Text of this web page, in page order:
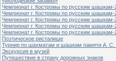
Чемпионат г. Костромы по русским шашкам-
Чемпионат г. Костромы по русским шашкам-
Чемпионат г. Костромы по русским шашкам-
Чемпионат г. Костромы по русским шашкам-
Чемпионат г. Костромы по русским шашкам-
Поэтическое ристалище
Турнир по шахматам и шашкам памяти А. С.
Экскурсия в музей
Путешествие в страну дорожных знаков